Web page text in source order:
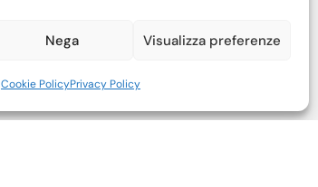
Nega Visualizza preferenze
Cookie PolicyPrivacy Policy